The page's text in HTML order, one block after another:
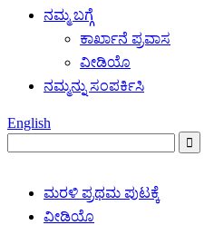
ನಮ್ಮ ಬಗ್ಗೆ
ಕಾರ್ಖಾನೆ ಪ್ರವಾಸ
ವೀಡಿಯೊ
ನಮ್ಮನ್ನು ಸಂಪರ್ಕಿಸಿ
English
ಮರಳಿ ಪ್ರಥಮ ಪುಟಕ್ಕೆ
ವೀಡಿಯೊ